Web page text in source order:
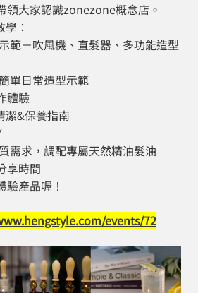
領大家認識zonezone概念店。
：
範－吹風機、直髮器、多功能造型
單日常造型示範
體驗
潔&保養指南
需求，調配專屬天然精油髮油
享時間
產品喔！
events/72